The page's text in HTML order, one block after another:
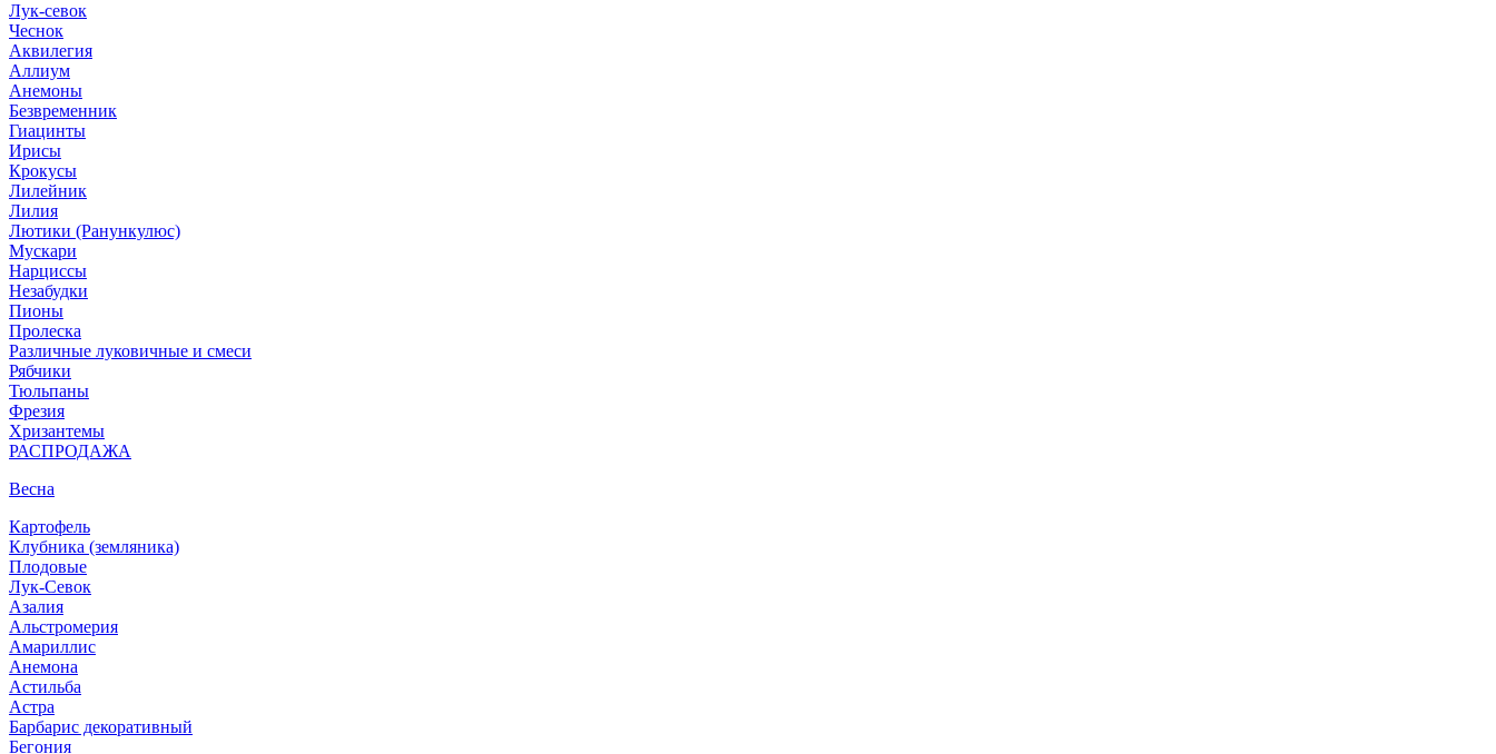
Лук-севок
Чеснок
Аквилегия
Аллиум
Анемоны
Безвременник
Гиацинты
Ирисы
Крокусы
Лилейник
Лилия
Лютики (Ранункулюс)
Мускари
Нарцисcы
Незабудки
Пионы
Пролеска
Различные луковичные и смеси
Рябчики
Тюльпаны
Фрезия
Хризантемы
РАСПРОДАЖА
Весна
Картофель
Клубника (земляника)
Плодовые
Лук-Севок
Азалия
Альстромерия
Амариллис
Анемона
Астильба
Астра
Барбарис декоративный
Бегония